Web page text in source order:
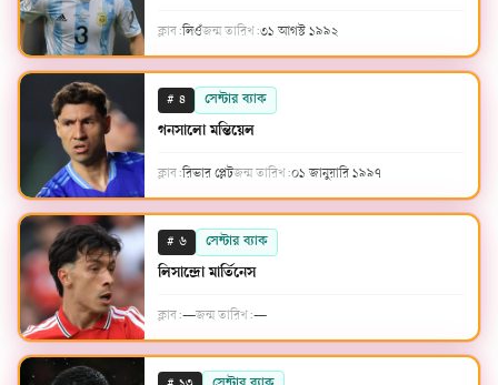
ক্লাব:লিওঁজন্ম তারিখ:৩১ আগস্ট ১৯৯২
# ৪ সেন্টার ব্যাক
গনসালো মন্তিয়েল
ক্লাব:রিভার প্লেটজন্ম তারিখ:০১ জানুয়ারি ১৯৯৭
# ৬ সেন্টার ব্যাক
লিসান্দ্রো মার্তিনেস
ক্লাব:—জন্ম তারিখ:—